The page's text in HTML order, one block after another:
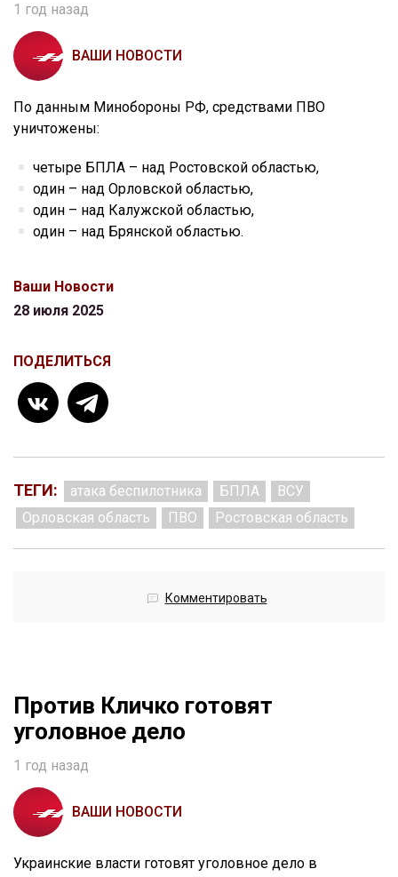
1 год назад
ВАШИ НОВОСТИ
По данным Минобороны РФ, средствами ПВО
уничтожены:
четыре БПЛА – над Ростовской областью,
один – над Орловской областью,
один – над Калужской областью,
один – над Брянской областью.
Ваши Новости
28 июля 2025
ПОДЕЛИТЬСЯ
ТЕГИ: атака беспилотника БПЛА
ВСУ
Орловская область
ПВО Ростовская область
Комментировать
Против Кличко готовят
уголовное дело
1 год назад
ВАШИ НОВОСТИ
Украинские власти готовят уголовное дело в